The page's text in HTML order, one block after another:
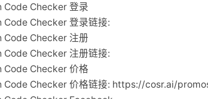
Checker 登录
Checker 登录链接:
Checker 注册
Checker 注册链接:
Checker 价格
Code Checker 价格链接: https://cosr.ai/